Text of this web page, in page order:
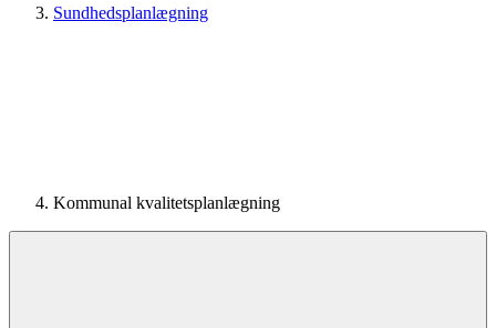
Sundhedsplanlægning
Kommunal kvalitetsplanlægning